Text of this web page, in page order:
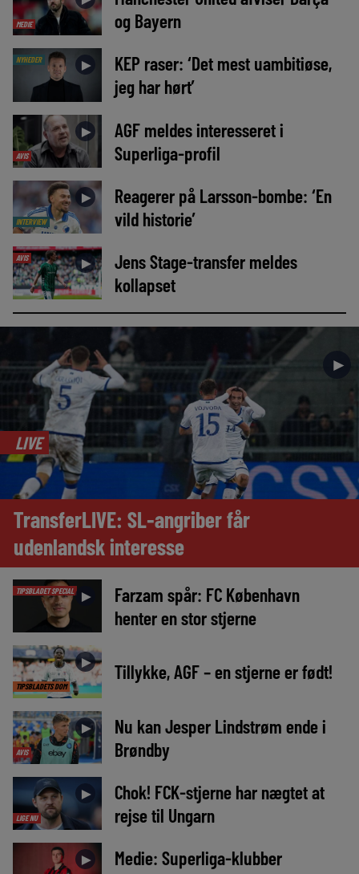
MEDIE
og Bayern
NYHEDER ►
KEP raser: ‘Det mest uambitiøse,
jeg har hørt’
AVIS
►
AGF meldes interesseret i
Superliga-profil
INTERVIEW
►
Reagerer på Larsson-bombe: ‘En
vild historie’
AVIS ►
Jens Stage-transfer meldes
kollapset
►
LIVE
TransferLIVE: SL-angriber får
udenlandsk interesse
TIPSBLADET SPECIAL ►
Farzam spår: FC København
henter en stor stjerne
TIPSBLADETS DOM
► Tillykke, AGF – en stjerne er født!
AVIS
►
Nu kan Jesper Lindstrøm ende i
Brøndby
LIGE NU
►
Chok! FCK-stjerne har nægtet at
rejse til Ungarn
►
Medie: Superliga-klubber